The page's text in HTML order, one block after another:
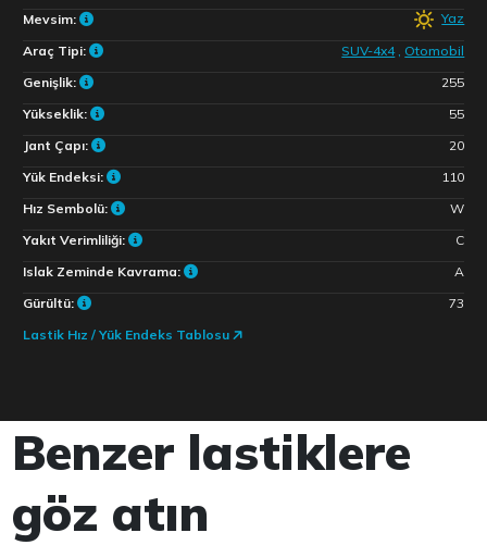
Mevsim:
Yaz
Araç Tipi:
SUV-4x4 , Otomobil
Genişlik:
255
Yükseklik:
55
Jant Çapı:
20
Yük Endeksi:
110
Hız Sembolü:
W
Yakıt Verimliliği:
C
Islak Zeminde Kavrama:
A
Gürültü:
73
Lastik Hız / Yük Endeks Tablosu
Benzer lastiklere
göz atın